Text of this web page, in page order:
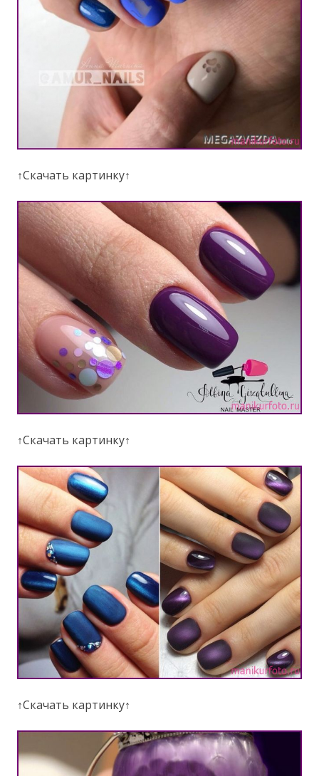
↑Скачать картинку↑
↑Скачать картинку↑
↑Скачать картинку↑